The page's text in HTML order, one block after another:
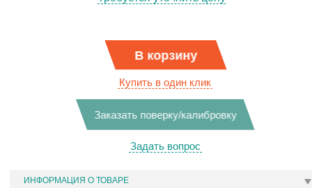
В корзину
Купить в один клик
Заказать поверку/калибровку
Задать вопрос
ИНФОРМАЦИЯ О ТОВАРЕ